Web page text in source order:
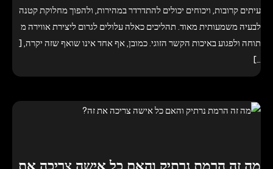
עיתים קרובות, ויכוחים יכולים להתדרדר במהירות, ולהפוך מחלוקת קטנה
לבעיה משמעותית מאוד. תהליכים כאלה עלולים לגרום ליצירת אווירה מ
תוחה ולפגוע באיכות הקשר הזוגי. כמובן, אף אחד אינו שואף שזה יקרה, [
…]